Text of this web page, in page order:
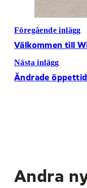
Föregående inlägg
Välkommen till
Nästa inlägg
Ändrade
Andra